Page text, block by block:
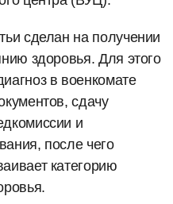
сделан на получении
здоровья. Для этого
в военкомате
сдачу
и
после чего
категорию